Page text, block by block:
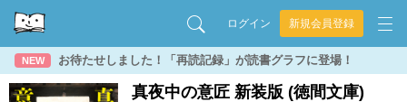
ログイン 新規会員登録
NEW お待たせしました！「再読記録」が読書グラフに登場！
真夜中の意匠 新装版 (徳間文庫)